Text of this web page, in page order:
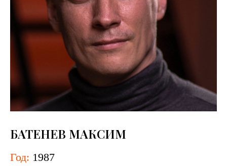
БАТЕНЕВ МАКСИМ
Год: 1987